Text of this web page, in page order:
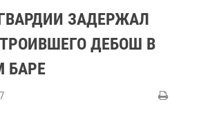
ЗАДЕРЖАЛ
ДЕБОШ В
БАРЕ